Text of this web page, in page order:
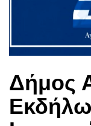
Δήμος